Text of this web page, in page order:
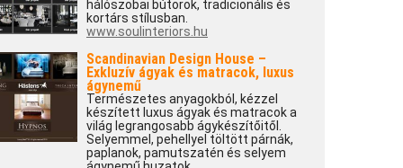
hálószobai bútorok, tradicionális és
kortárs stílusban.
www.soulinteriors.hu
Scandinavian Design House –
Exkluzív ágyak és matracok, luxus
ágynemű
Természetes anyagokból, kézzel
készített luxus ágyak és matracok a
világ legrangosabb ágykészítőitől.
Selyemmel, pehellyel töltött párnák,
paplanok, pamutszatén és selyem